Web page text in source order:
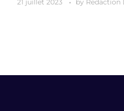
21 juillet 2023 by Redaction